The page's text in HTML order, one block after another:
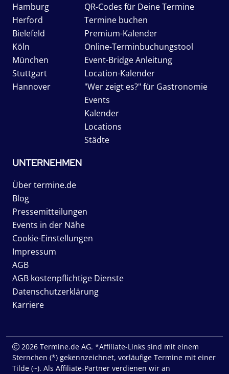
Hamburg
Herford
Bielefeld
Köln
München
Stuttgart
Hannover
QR-Codes für Deine Termine
Termine buchen
Premium-Kalender
Online-Terminbuchungstool
Event-Bridge Anleitung
Location-Kalender
"Wer zeigt es?" für Gastronomie
Events
Kalender
Locations
Städte
UNTERNEHMEN
Über termine.de
Blog
Pressemitteilungen
Events in der Nähe
Cookie-Einstellungen
Impressum
AGB
AGB kostenpflichtige Dienste
Datenschutzerklärung
Karriere
2026 Termine.de AG. *Affiliate-Links sind mit einem
Sternchen (*) gekennzeichnet, vorläufige Termine mit einer
Tilde (~). Als Affiliate-Partner verdienen wir an